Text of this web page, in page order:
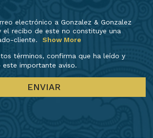
electrónico a Gonzalez & Gonzalez
el recibo de este no constituye una
cliente.
Show More
términos, confirma que ha leído y
este importante aviso.